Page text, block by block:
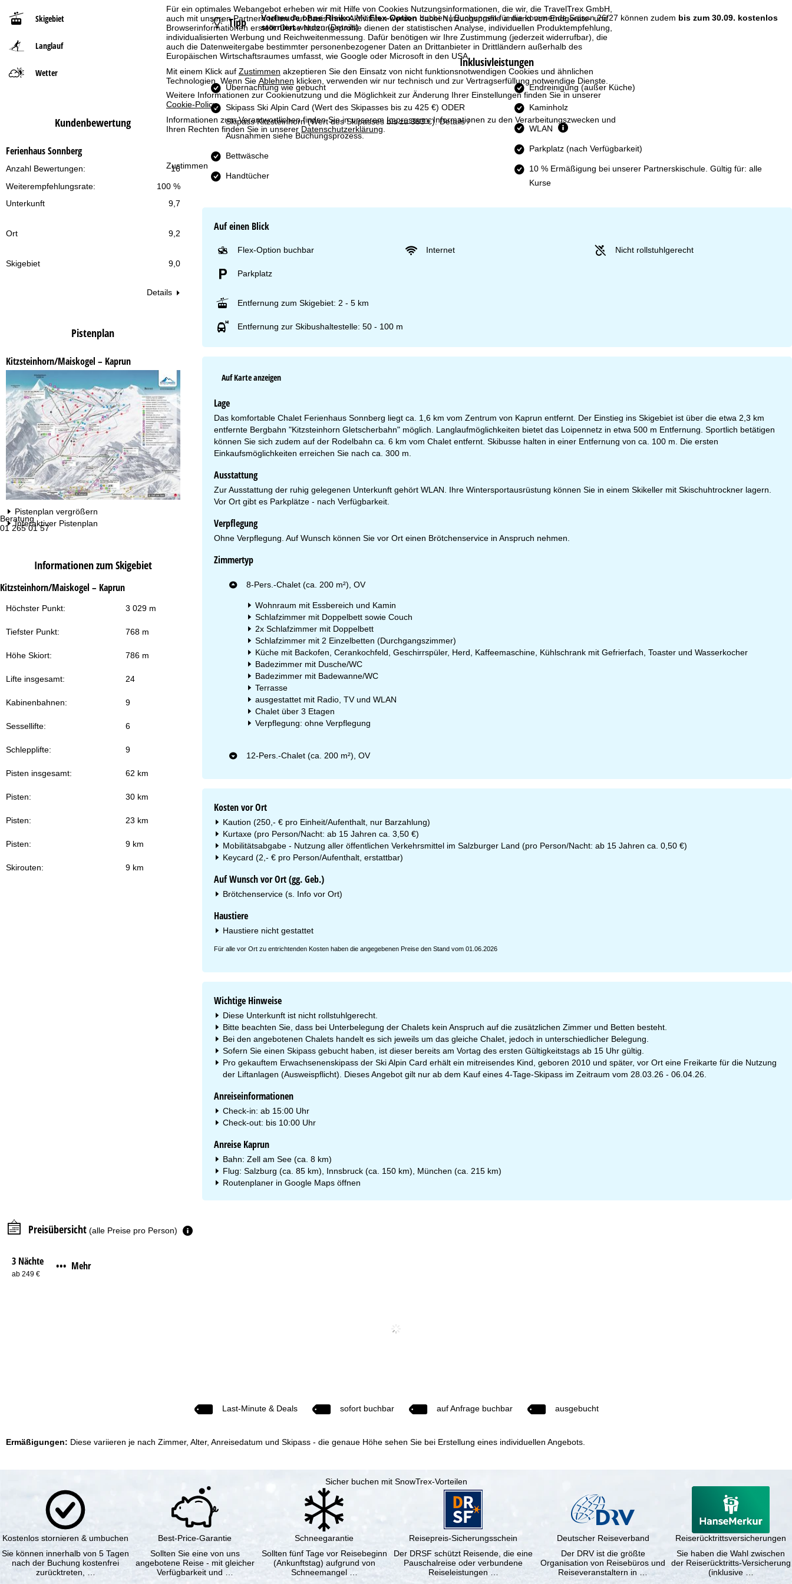
Für ein optimales Webangebot erheben wir mit Hilfe von Cookies Nutzungsinformationen, die wir, die TravelTrex GmbH,
auch mit unseren Partnern teilen. Auf Basis Ihrer Aktivitäten werden dabei Nutzungsprofile anhand von Endgeräte- und
Browserinformationen erstellt. Diese Nutzungsprofile dienen der statistischen Analyse, individuellen Produktempfehlung,
individualisierten Werbung und Reichweitenmessung. Dafür benötigen wir Ihre Zustimmung (jederzeit widerrufbar), die
auch die Datenweitergabe bestimmter personenbezogener Daten an Drittanbieter in Drittländern außerhalb des
Europäischen Wirtschaftsraumes umfasst, wie Google oder Microsoft in den USA.
Mit einem Klick auf Zustimmen akzeptieren Sie den Einsatz von nicht funktionsnotwendigen Cookies und ähnlichen
Technologien. Wenn Sie Ablehnen klicken, verwenden wir nur technisch und zur Vertragserfüllung notwendige Dienste.
Weitere Informationen zur Cookienutzung und die Möglichkeit zur Änderung Ihrer Einstellungen finden Sie in unserer
Cookie-Policy.
Informationen zum Verantwortlichen finden Sie in unserem Impressum. Informationen zu den Verarbeitungszwecken und
Ihren Rechten finden Sie in unserer Datenschutzerklärung.
Zustimmen
Beratung
01 265 01 57
Mo-Do:
Fr:
09:00-15:00 Uhr
Zur Kontaktseite
Skigebiet
Langlauf
Wetter
Kundenbewertung
Ferienhaus Sonnberg
16
Anzahl Bewertungen:
100 %
Weiterempfehlungsrate:
Unterkunft
9,7
Ort 9,2
Skigebiet 9,0
Details
Pistenplan
Kitzsteinhorn/Maiskogel – Kaprun
Pistenplan vergrößern
Interaktiver Pistenplan
Informationen zum Skigebiet
Kitzsteinhorn/Maiskogel – Kaprun
Höchster Punkt: 3 029 m
Tiefster Punkt: 768 m
Höhe Skiort: 786 m
Lifte insgesamt: 24
Kabinenbahnen: 9
Sessellifte: 6
Schlepplifte: 9
Pisten insgesamt: 62 km
Pisten: 30 km
Pisten: 23 km
Pisten: 9 km
Skirouten: 9 km
t
s
e
i
t
Tipp Vorfreude ohne Risiko:MitFlex-Option buchen | Buchungen für die kommende Saison 26/27 können zudem bis zum 30.09. kostenlos
storniertwerden(Details)
Inklusivleistungen
Übernachtung wie gebucht
Skipass Ski Alpin Card (Wert des Skipasses bis zu 425 €) ODER
Skipass Kitzsteinhorn (Wert des Skipasses bis zu 383 €). Details /
Ausnahmen siehe Buchungsprozess.
Bettwäsche
Handtücher
Endreinigung (außer Küche)
Kaminholz
WLAN
Parkplatz (nach Verfügbarkeit)
10 % Ermäßigung bei unserer Partnerskischule. Gültig für: alle
Kurse
Auf einen Blick
Flex-Option buchbar Internet Nicht rollstuhlgerecht
Parkplatz
Entfernung zum Skigebiet: 2 - 5 km
Entfernung zur Skibushaltestelle: 50 - 100 m
Auf Karte anzeigen
Lage
Das komfortable Chalet Ferienhaus Sonnberg liegt ca. 1,6 km vom Zentrum von Kaprun entfernt. Der Einstieg ins Skigebiet ist über die etwa 2,3 km
entfernte Bergbahn "Kitzsteinhorn Gletscherbahn" möglich. Langlaufmöglichkeiten bietet das Loipennetz in etwa 500 m Entfernung. Sportlich betätigen
können Sie sich zudem auf der Rodelbahn ca. 6 km vom Chalet entfernt. Skibusse halten in einer Entfernung von ca. 100 m. Die ersten
Einkaufsmöglichkeiten erreichen Sie nach ca. 300 m.
Ausstattung
Zur Ausstattung der ruhig gelegenen Unterkunft gehört WLAN. Ihre Wintersportausrüstung können Sie in einem Skikeller mit Skischuhtrockner lagern.
Vor Ort gibt es Parkplätze - nach Verfügbarkeit.
Verpflegung
Ohne Verpflegung. Auf Wunsch können Sie vor Ort einen Brötchenservice in Anspruch nehmen.
Zimmertyp
8-Pers.-Chalet (ca. 200 m²), OV
Wohnraum mit Essbereich und Kamin
Schlafzimmer mit Doppelbett sowie Couch
2x Schlafzimmer mit Doppelbett
Schlafzimmer mit 2 Einzelbetten (Durchgangszimmer)
Küche mit Backofen, Cerankochfeld, Geschirrspüler, Herd, Kaffeemaschine, Kühlschrank mit Gefrierfach, Toaster und Wasserkocher
Badezimmer mit Dusche/WC
Badezimmer mit Badewanne/WC
Terrasse
ausgestattet mit Radio, TV und WLAN
Chalet über 3 Etagen
Verpflegung: ohne Verpflegung
12-Pers.-Chalet (ca. 200 m²), OV
Kosten vor Ort
Kaution (250,- € pro Einheit/Aufenthalt, nur Barzahlung)
Kurtaxe (pro Person/Nacht: ab 15 Jahren ca. 3,50 €)
Mobilitätsabgabe - Nutzung aller öffentlichen Verkehrsmittel im Salzburger Land (pro Person/Nacht: ab 15 Jahren ca. 0,50 €)
Keycard (2,- € pro Person/Aufenthalt, erstattbar)
Auf Wunsch vor Ort (gg. Geb.)
Brötchenservice (s. Info vor Ort)
Haustiere
Haustiere nicht gestattet
Für alle vor Ort zu entrichtenden Kosten haben die angegebenen Preise den Stand vom 01.06.2026
Wichtige Hinweise
Diese Unterkunft ist nicht rollstuhlgerecht.
Bitte beachten Sie, dass bei Unterbelegung der Chalets kein Anspruch auf die zusätzlichen Zimmer und Betten besteht.
Bei den angebotenen Chalets handelt es sich jeweils um das gleiche Chalet, jedoch in unterschiedlicher Belegung.
Sofern Sie einen Skipass gebucht haben, ist dieser bereits am Vortag des ersten Gültigkeitstags ab 15 Uhr gültig.
Pro gekauftem Erwachsenenskipass der Ski Alpin Card erhält ein mitreisendes Kind, geboren 2010 und später, vor Ort eine Freikarte für die Nutzung
der Liftanlagen (Ausweispflicht). Dieses Angebot gilt nur ab dem Kauf eines 4-Tage-Skipass im Zeitraum vom 28.03.26 - 06.04.26.
Anreiseinformationen
Check-in: ab 15:00 Uhr
Check-out: bis 10:00 Uhr
Anreise Kaprun
Bahn: Zell am See (ca. 8 km)
Flug: Salzburg (ca. 85 km), Innsbruck (ca. 150 km), München (ca. 215 km)
Routenplaner in Google Mapsöffnen
Preisübersicht (alle Preise pro Person)
3 Nächte
ab 249 €
••• Mehr
Last-Minute & Deals sofort buchbar auf Anfrage buchbar ausgebucht
Ermäßigungen: Diese variieren je nach Zimmer, Alter, Anreisedatum und Skipass - die genaue Höhe sehen Sie bei Erstellung eines individuellen Angebots.
Sicher buchen mit SnowTrex-Vorteilen
Kostenlos stornieren & umbuchen
Sie können innerhalb von 5 Tagen
nach der Buchung kostenfrei
zurücktreten, …
Best-Price-Garantie
Sollten Sie eine von uns
angebotene Reise - mit gleicher
Verfügbarkeit und …
Schneegarantie
Sollten fünf Tage vor Reisebeginn
(Ankunftstag) aufgrund von
Schneemangel …
Reisepreis-Sicherungsschein
Der DRSF schützt Reisende, die eine
Pauschalreise oder verbundene
Reiseleistungen …
Deutscher Reiseverband
Der DRV ist die größte
Organisation von Reisebüros und
Reiseveranstaltern in …
Reiserücktrittsversicherungen
Sie haben die Wahl zwischen
der Reiserücktritts-Versicherung
(inklusive …